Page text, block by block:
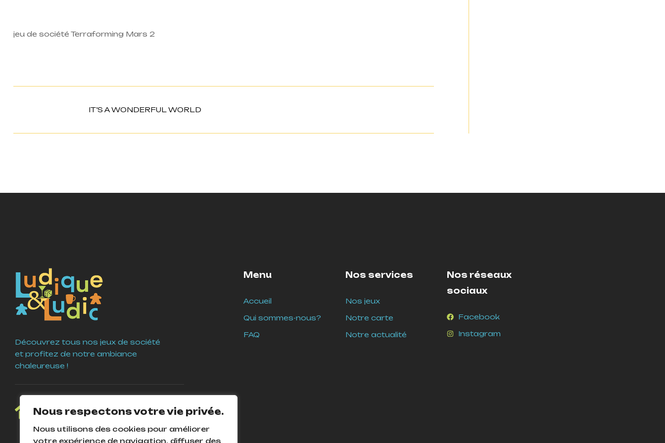
Nous respectons votre vie privée.
Nous utilisons des cookies pour améliorer
votre expérience de navigation, diffuser des
jeu de société Terraforming Mars 2
IT’S A WONDERFUL WORLD
Découvrez tous nos jeux de société
et profitez de notre ambiance
chaleureuse !
58000 Nevers
Menu
Accueil
Qui sommes-nous?
FAQ
Nos services
Nos jeux
Notre carte
Notre actualité
Nos réseaux
sociaux
Facebook
Instagram